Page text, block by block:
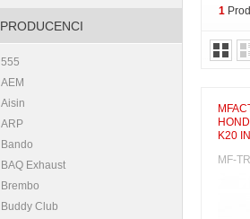
1
K20
MF-
PRODUCENCI
555
AEM
Aisin
ARP
Bando
BAQ Exhaust
Brembo
Buddy Club